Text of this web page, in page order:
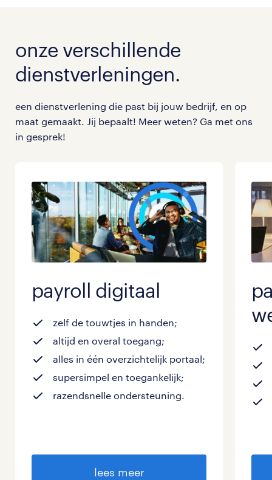
onze verschillende
dienstverleningen.
een dienstverlening die past bij jouw bedrijf, en op
maat gemaakt. Jij bepaalt! Meer weten? Ga met ons
in gesprek!
payroll digitaal
zelf de touwtjes in handen;
altijd en overal toegang;
alles in één overzichtelijk portaal;
supersimpel en toegankelijk;
razendsnelle ondersteuning.
lees meer